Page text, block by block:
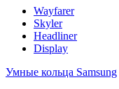
Wayfarer
Skyler
Headliner
Display
Умные кольца Samsung